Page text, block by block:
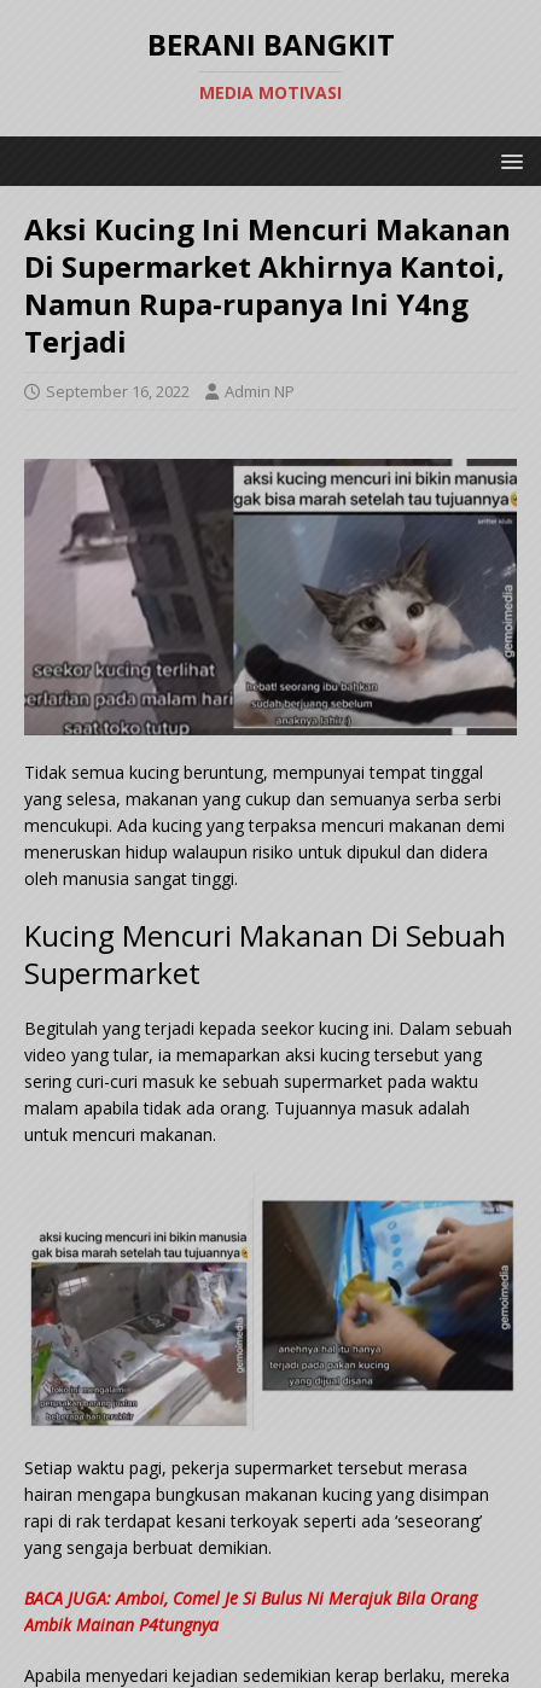
BERANI BANGKIT
MEDIA MOTIVASI
Aksi Kucing Ini Mencuri Makanan
Di Supermarket Akhirnya Kantoi,
Namun Rupa-rupanya Ini Y4ng
Terjadi
September 16, 2022 Admin NP
Tidak semua kucing beruntung, mempunyai tempat tinggal
yang selesa, makanan yang cukup dan semuanya serba serbi
mencukupi. Ada kucing yang terpaksa mencuri makanan demi
meneruskan hidup walaupun risiko untuk dipukul dan didera
oleh manusia sangat tinggi.
Kucing Mencuri Makanan Di Sebuah
Supermarket
Begitulah yang terjadi kepada seekor kucing ini. Dalam sebuah
video yang tular, ia memaparkan aksi kucing tersebut yang
sering curi-curi masuk ke sebuah supermarket pada waktu
malam apabila tidak ada orang. Tujuannya masuk adalah
untuk mencuri makanan.
Setiap waktu pagi, pekerja supermarket tersebut merasa
hairan mengapa bungkusan makanan kucing yang disimpan
rapi di rak terdapat kesani terkoyak seperti ada ‘seseorang’
yang sengaja berbuat demikian.
BACA JUGA:Amboi, Comel Je Si Bulus Ni Merajuk Bila Orang
Ambik Mainan P4tungnya
Apabila menyedari kejadian sedemikian kerap berlaku, mereka